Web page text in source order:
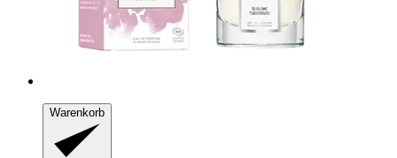
Warenkorb